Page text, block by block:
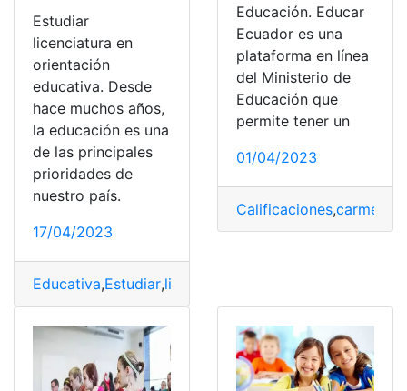
Estudiar
licenciatura en
orientación
educativa. Desde
hace muchos años,
la educación es una
de las principales
prioridades de
nuestro país.
17/04/2023
Educativa,Estudiar,licenciaturas
Educación. Educar
Ecuador es una
plataforma en línea
del Ministerio de
Educación que
permite tener un
01/04/2023
Calificaciones,carmenta